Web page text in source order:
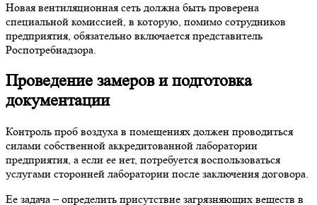
Новая вентиляционная сеть должна быть проверена
специальной комиссией, в которую, помимо сотрудников
предприятия, обязательно включается представитель
Роспотребнадзора.
Проведение замеров и подготовка
документации
Контроль проб воздуха в помещениях должен проводиться
силами собственной аккредитованной лаборатории
предприятия, а если ее нет, потребуется воспользоваться
услугами сторонней лаборатории после заключения договора.
Ее задача – определить присутствие загрязняющих веществ в